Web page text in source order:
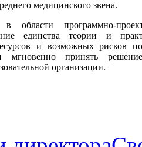
медицинского звена.
программно-
единства теории и
и возможных рисков
принять
организации.